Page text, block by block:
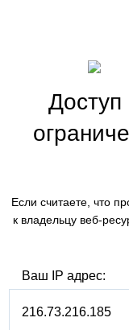
Доступ
Если считаете, что
к владельцу веб-
Ваш IP адрес:
216.73.216.185